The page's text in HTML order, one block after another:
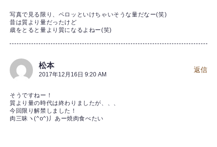
写真で見る限り、ペロッといけちゃいそうな量だなー(笑)
昔は質より量だったけど
歳をとると量より質になるよねー(笑)
松本
2017年12月16日 9:20 AM
そうですねー！
質より量の時代は終わりましたが、、、
今回限り解禁しました！
肉三昧ヽ(^o^)丿あー焼肉食べたい
返信